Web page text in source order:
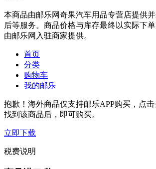
本商品由邮乐网奇果汽车用品专营店提供
后等服务。商品价格与库存最终以实际下
由邮乐网入驻商家提供。
首页
分类
购物车
我的邮乐
抱歉！海外商品仅支持邮乐APP购买，点
找到该商品后，即可购买。
立即下载
税费说明